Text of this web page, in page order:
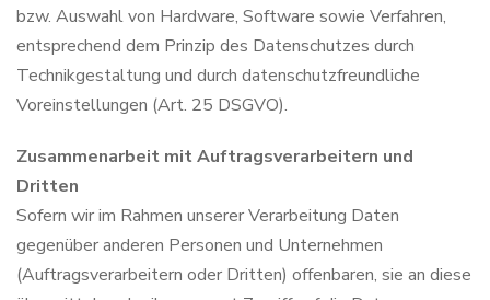
bzw. Auswahl von Hardware, Software sowie Verfahren,
entsprechend dem Prinzip des Datenschutzes durch
Technikgestaltung und durch datenschutzfreundliche
Voreinstellungen (Art. 25 DSGVO).
Zusammenarbeit mit Auftragsverarbeitern und
Dritten
Sofern wir im Rahmen unserer Verarbeitung Daten
gegenüber anderen Personen und Unternehmen
(Auftragsverarbeitern oder Dritten) offenbaren, sie an diese